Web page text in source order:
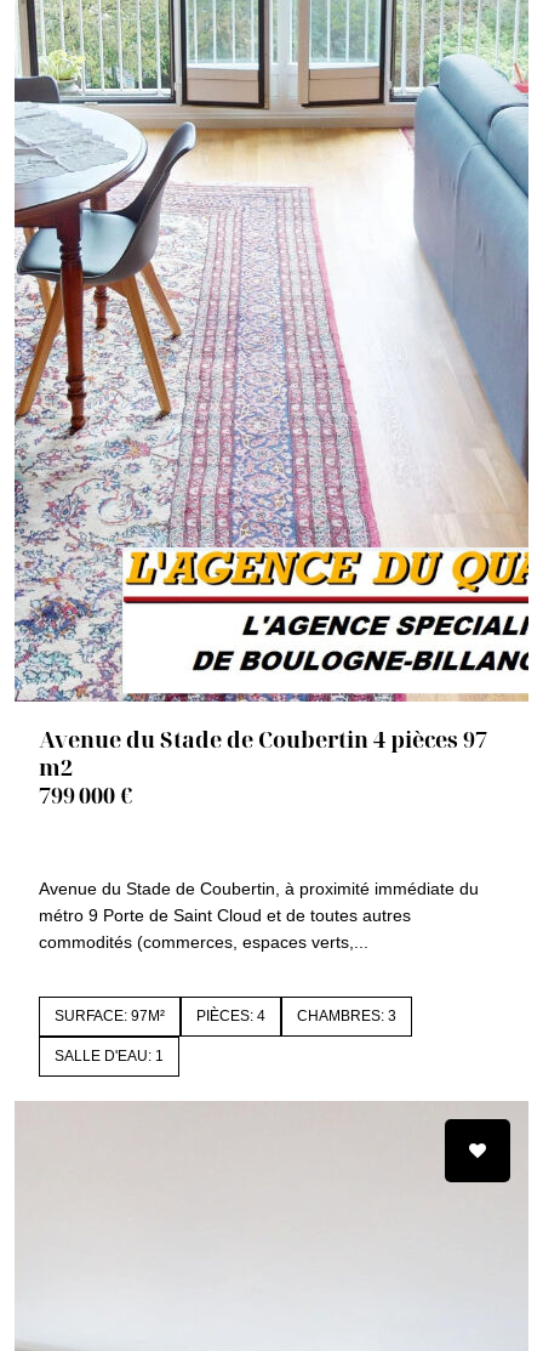
Avenue du Stade de Coubertin 4 pièces 97
m2
799 000 €
Avenue du Stade de Coubertin, à proximité immédiate du
métro 9 Porte de Saint Cloud et de toutes autres
commodités (commerces, espaces verts,...
SURFACE: 97M² PIÈCES: 4 CHAMBRES: 3
SALLE D'EAU: 1